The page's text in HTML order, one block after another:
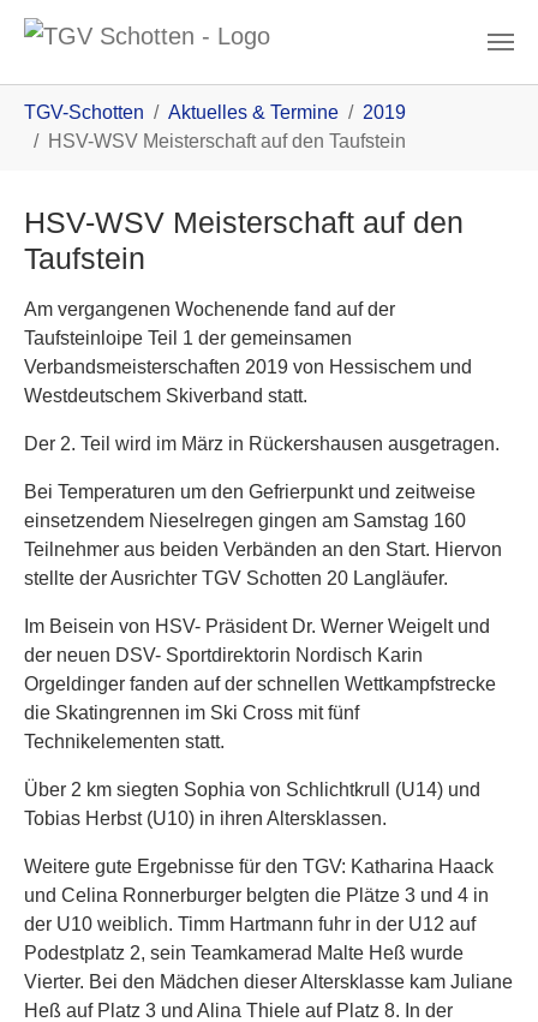
TGV-Schotten Aktuelles & Termine
2019
HSV-WSV Meisterschaft auf den Taufstein
HSV-WSV Meisterschaft auf den
Taufstein
Am vergangenen Wochenende fand auf der
Taufsteinloipe Teil 1 der gemeinsamen
Verbandsmeisterschaften 2019 von Hessischem und
Westdeutschem Skiverband statt.
Der 2. Teil wird im März in Rückershausen ausgetragen.
Bei Temperaturen um den Gefrierpunkt und zeitweise
einsetzendem Nieselregen gingen am Samstag 160
Teilnehmer aus beiden Verbänden an den Start. Hiervon
stellte der Ausrichter TGV Schotten 20 Langläufer.
Im Beisein von HSV- Präsident Dr. Werner Weigelt und
der neuen DSV- Sportdirektorin Nordisch Karin
Orgeldinger fanden auf der schnellen Wettkampfstrecke
die Skatingrennen im Ski Cross mit fünf
Technikelementen statt.
Über 2 km siegten Sophia von Schlichtkrull (U14) und
Tobias Herbst (U10) in ihren Altersklassen.
Weitere gute Ergebnisse für den TGV: Katharina Haack
und Celina Ronnerburger belgten die Plätze 3 und 4 in
der U10 weiblich. Timm Hartmann fuhr in der U12 auf
Podestplatz 2, sein Teamkamerad Malte Heß wurde
Vierter. Bei den Mädchen dieser Altersklasse kam Juliane
Heß auf Platz 3 und Alina Thiele auf Platz 8. In der